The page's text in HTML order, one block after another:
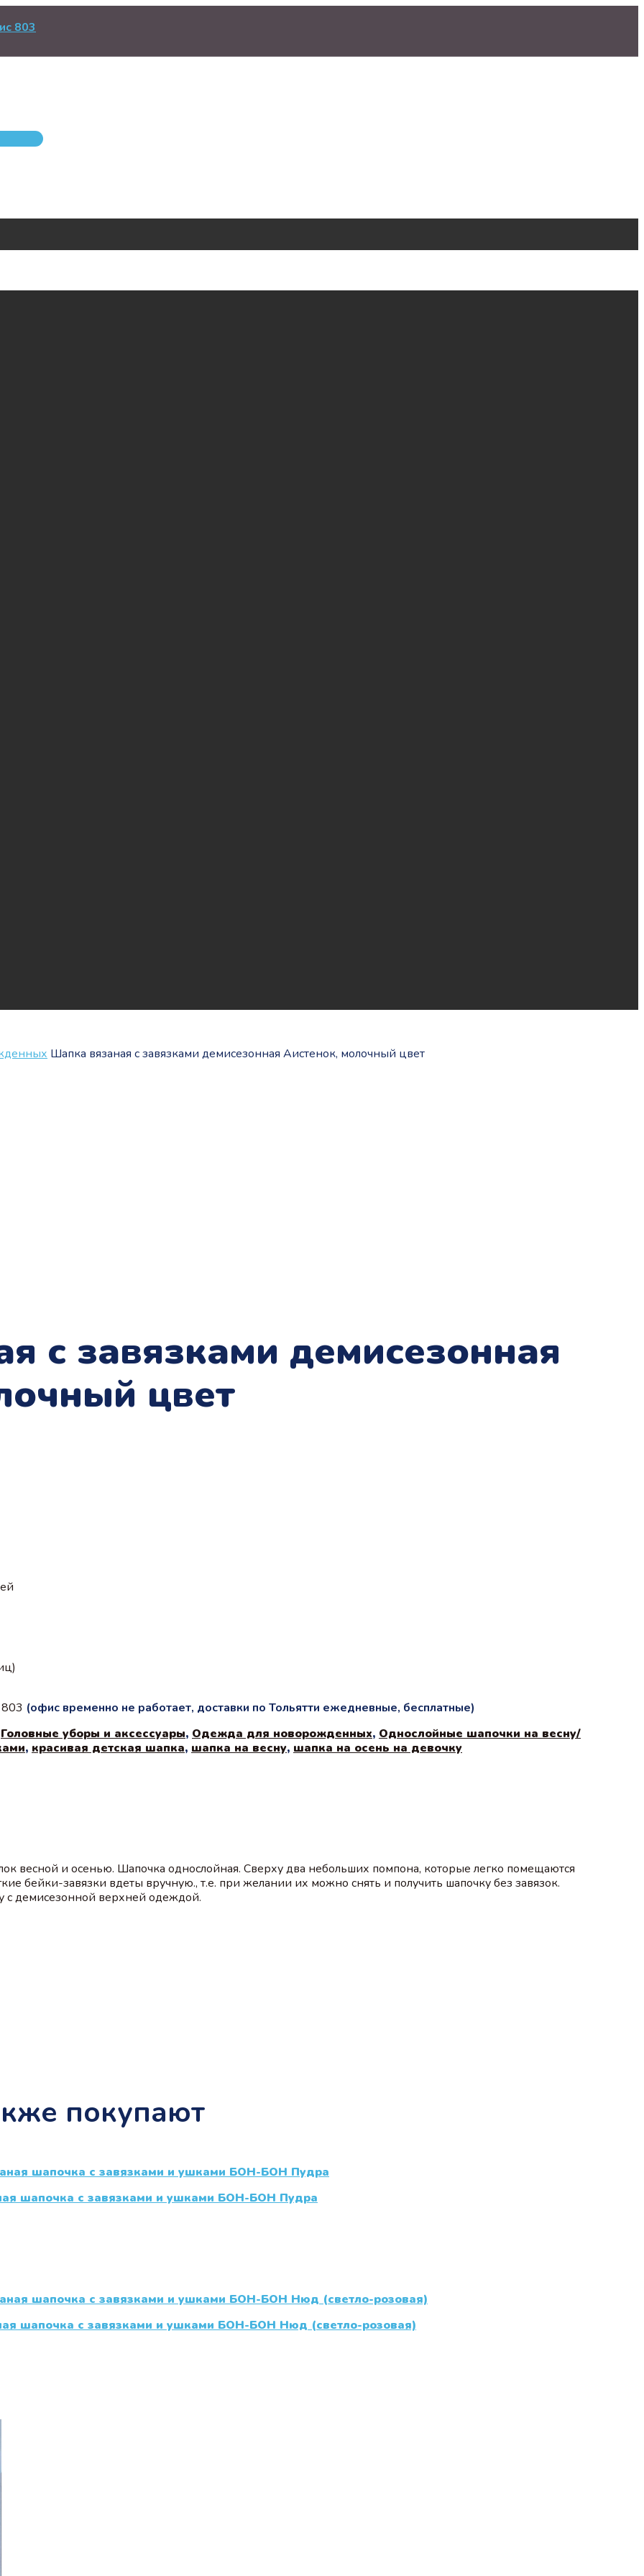
803
Шапка вязаная с завязками демисезонная Аистенок, молочный цвет
с завязками демисезонная
цвет
(офис временно не работает, доставки по Тольятти ежедневные, бесплатные)
Головные уборы и аксессуары, Одежда для новорожденных, Однослойные шапочки на весну/
, красивая детская шапка, шапка на весну, шапка на осень на девочку
весной и осенью. Шапочка однослойная. Сверху два небольших помпона, которые легко помещаются
бейки-завязки вдеты вручную., т.е. при желании их можно снять и получить шапочку без завязок.
с демисезонной верхней одеждой.
покупают
шапочка с завязками и ушками БОН-БОН Пудра
шапочка с завязками и ушками БОН-БОН Нюд (светло-розовая)